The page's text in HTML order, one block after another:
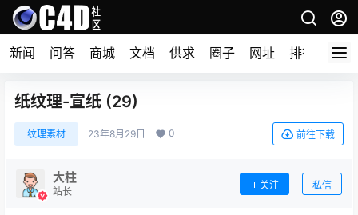
新闻 问答 商城 文档 供求 圈子 网址 排行榜
纸纹理-宣纸 (29)
纹理素材 23年8月29日 0 前往下载
大柱
站长
关注 私信